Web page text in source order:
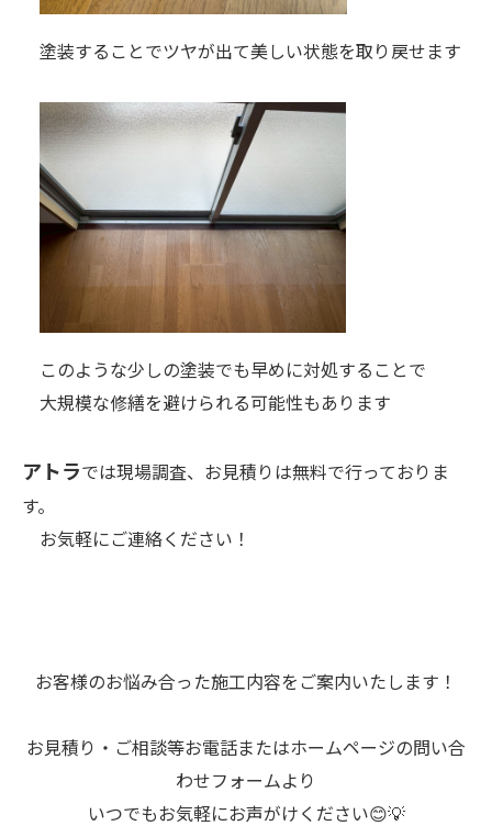
塗装することでツヤが出て美しい状態を取り戻せます
このような少しの塗装でも早めに対処することで
大規模な修繕を避けられる可能性もあります
アトラでは現場調査、お見積りは無料で行っておりま
す。
お気軽にご連絡ください！
お客様のお悩み合った施工内容をご案内いたします！
お見積り・ご相談等お電話またはホームページの問い合
わせフォームより
いつでもお気軽にお声がけください😊💡